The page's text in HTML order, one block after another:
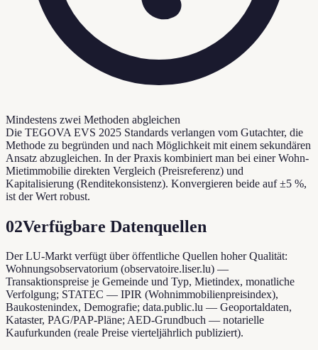
Mindestens zwei Methoden abgleichen
Die TEGOVA EVS 2025 Standards verlangen vom Gutachter, die
Methode zu begründen und nach Möglichkeit mit einem sekundären
Ansatz abzugleichen. In der Praxis kombiniert man bei einer Wohn-
Mietimmobilie direkten Vergleich (Preisreferenz) und
Kapitalisierung (Renditekonsistenz). Konvergieren beide auf ±5 %,
ist der Wert robust.
02Verfügbare Datenquellen
Der LU-Markt verfügt über öffentliche Quellen hoher Qualität:
Wohnungsobservatorium (observatoire.liser.lu) —
Transaktionspreise je Gemeinde und Typ, Mietindex, monatliche
Verfolgung; STATEC — IPIR (Wohnimmobilienpreisindex),
Baukostenindex, Demografie; data.public.lu — Geoportaldaten,
Kataster, PAG/PAP-Pläne; AED-Grundbuch — notarielle
Kaufurkunden (reale Preise vierteljährlich publiziert).